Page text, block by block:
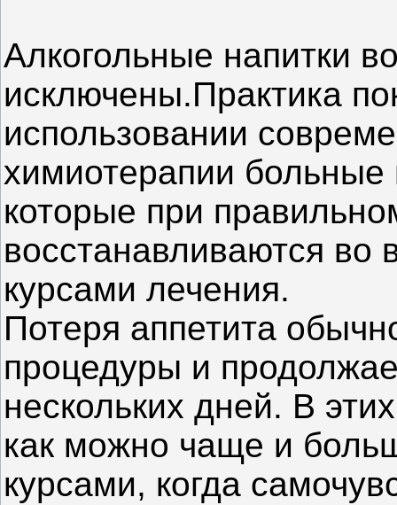
Алкогольные напитки
исключены.Практика
использовании
химиотерапии больные
которые при
восстанавливаются
курсами лечения.
Потеря аппетита
процедуры и
нескольких дней. В
как можно чаще и
курсами, когда